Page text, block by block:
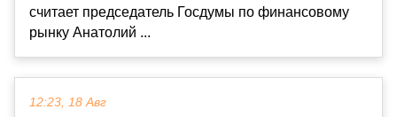
считает председатель Госдумы по финансовому
рынку Анатолий ...
12:23, 18 Авг